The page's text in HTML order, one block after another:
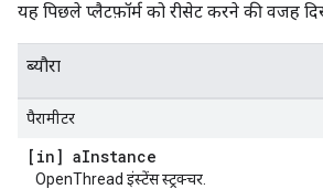
यह पिछले प्लैटफ़ॉर्म को रीसेट करने की वजह
ब्यौरा
पैरामीटर
[in] aInstance
OpenThread इंस्टेंस स्ट्रक्चर.